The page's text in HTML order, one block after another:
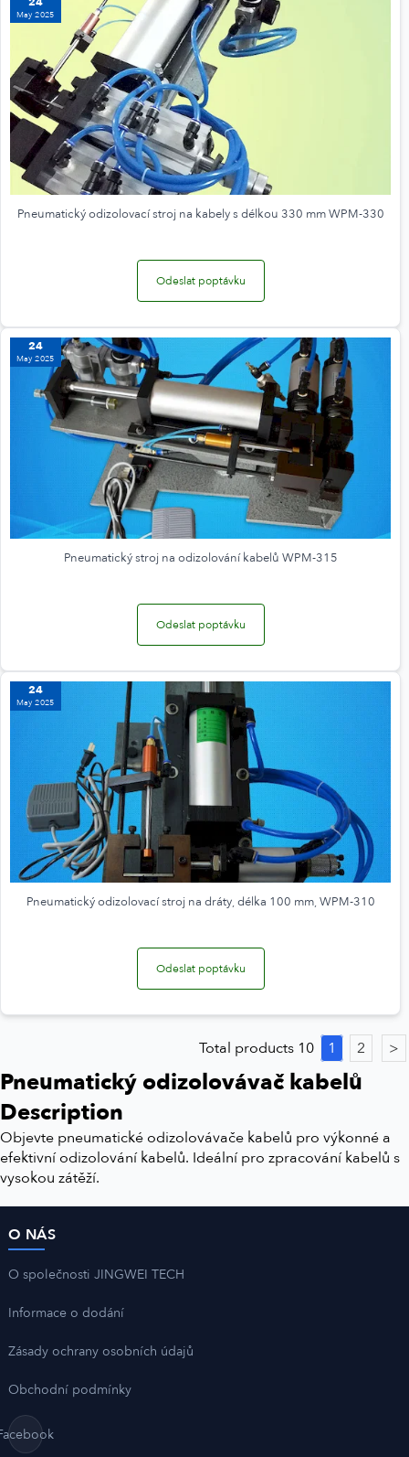
May 2025
Pneumatický odizolovací stroj na kabely s délkou 330 mm WPM-330
Odeslat poptávku
24
May 2025
Pneumatický stroj na odizolování kabelů WPM-315
Odeslat poptávku
24
May 2025
Pneumatický odizolovací stroj na dráty, délka 100 mm, WPM-310
Odeslat poptávku
Total products 10 1 2 >
Pneumatický odizolovávač kabelů
Description
Objevte pneumatické odizolovávače kabelů pro výkonné a
efektivní odizolování kabelů. Ideální pro zpracování kabelů s
vysokou zátěží.
O NÁS
O společnosti JINGWEI TECH
Informace o dodání
Zásady ochrany osobních údajů
Obchodní podmínky